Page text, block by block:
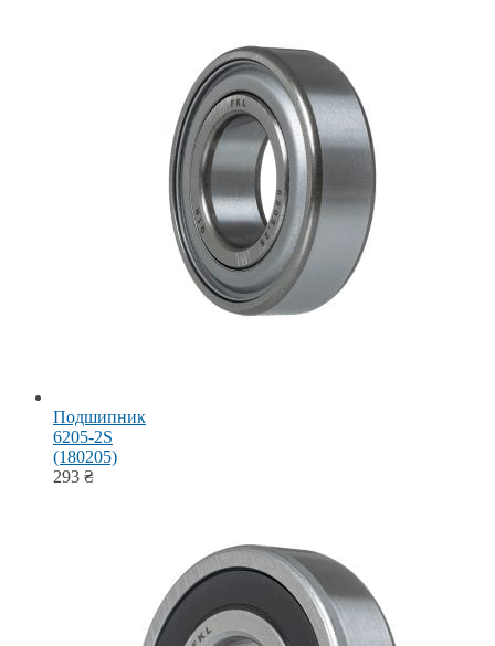
Подшипник
6205-2S
(180205)
293 ₴